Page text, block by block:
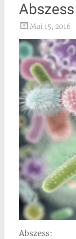
Abszess
Mai 15, 2016
Abszess: